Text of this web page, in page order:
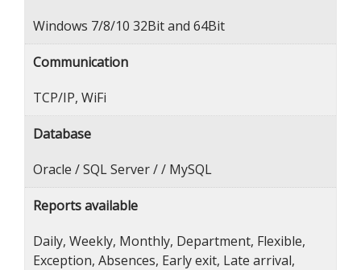
Windows 7/8/10 32Bit and 64Bit
Communication
TCP/IP, WiFi
Database
Oracle / SQL Server / / MySQL
Reports available
Daily, Weekly, Monthly, Department, Flexible,
Exception, Absences, Early exit, Late arrival,